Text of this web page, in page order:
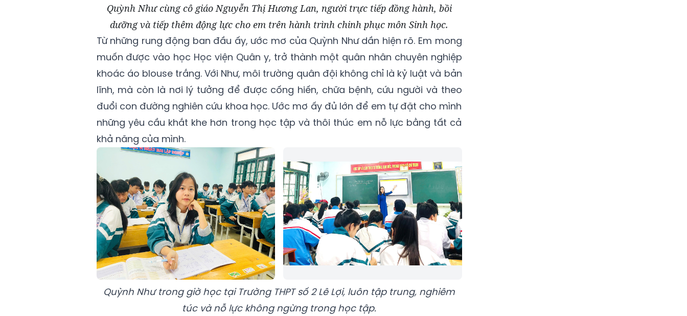
Quỳnh Như cùng cô giáo Nguyễn Thị Hương Lan, người trực tiếp đồng hành, bồi
dưỡng và tiếp thêm động lực cho em trên hành trình chinh phục môn Sinh học.
Từ những rung động ban đầu ấy, ước mơ của Quỳnh Như dần hiện rõ. Em mong
muốn được vào học Học viện Quân y, trở thành một quân nhân chuyên nghiệp
khoác áo blouse trắng. Với Như, môi trường quân đội không chỉ là kỷ luật và bản
lĩnh, mà còn là nơi lý tưởng để được cống hiến, chữa bệnh, cứu người và theo
đuổi con đường nghiên cứu khoa học. Ước mơ ấy đủ lớn để em tự đặt cho mình
những yêu cầu khắt khe hơn trong học tập và thôi thúc em nỗ lực bằng tất cả
khả năng của mình.
Quỳnh Như trong giờ học tại Trường THPT số 2 Lê Lợi, luôn tập trung, nghiêm
túc và nỗ lực không ngừng trong học tập.